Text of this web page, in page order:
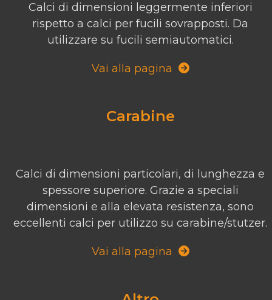
Calci di dimensioni leggermente inferiori
rispetto a calci per fucili sovrapposti. Da
utilizzare su fucili semiautomatici.
Vai alla pagina
Carabine
Calci di dimensioni particolari, di lunghezza e
spessore superiore. Grazie a speciali
dimensioni e alla elevata resistenza, sono
eccellenti calci per utilizzo su carabine/stutzer.
Vai alla pagina